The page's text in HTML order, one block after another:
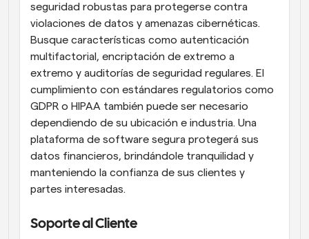
seguridad robustas para protegerse contra
violaciones de datos y amenazas cibernéticas.
Busque características como autenticación
multifactorial, encriptación de extremo a
extremo y auditorías de seguridad regulares. El
cumplimiento con estándares regulatorios como
GDPR o HIPAA también puede ser necesario
dependiendo de su ubicación e industria. Una
plataforma de software segura protegerá sus
datos financieros, brindándole tranquilidad y
manteniendo la confianza de sus clientes y
partes interesadas.
Soporte al Cliente